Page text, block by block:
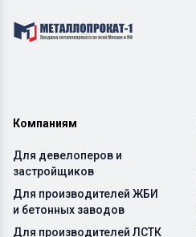
Компаниям
Для девелоперов и
застройщиков
Для производителей ЖБИ
и бетонных заводов
Для производителей ЛСТК